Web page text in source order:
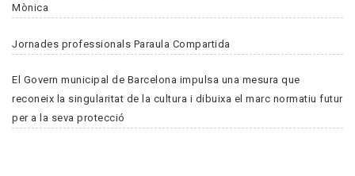
Mònica
Jornades professionals Paraula Compartida
El Govern municipal de Barcelona impulsa una mesura que
reconeix la singularitat de la cultura i dibuixa el marc normatiu futur
per a la seva protecció